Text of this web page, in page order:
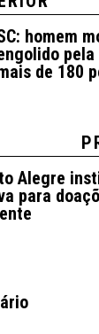
homem
de 180
Alegre
para